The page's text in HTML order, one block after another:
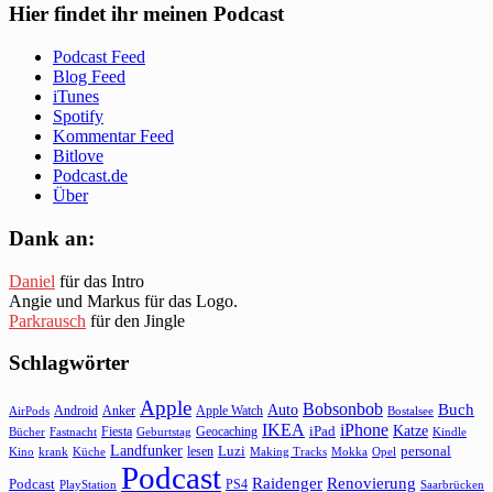
Hier findet ihr meinen Podcast
Podcast Feed
Blog Feed
iTunes
Spotify
Kommentar Feed
Bitlove
Podcast.de
Über
Dank an:
Daniel für das Intro
Angie und Markus für das Logo.
Parkrausch für den Jingle
Schlagwörter
AirPods Android Anker Apple Apple Watch Auto Bobsonbob Bostalsee Buch
Bücher Fastnacht Fiesta Geburtstag Geocaching IKEA iPad iPhone Katze Kindle
Kino krank Küche Landfunker lesen Luzi Making Tracks Mokka Opel personal
Podcast PlayStation Podcast PS4 Raidenger Renovierung Saarbrücken